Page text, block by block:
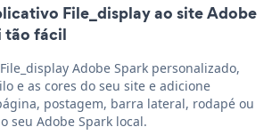
File_display ao site Adobe
tão fácil
Adobe Spark personalizado,
e as cores do seu site e adicione
postagem, barra lateral, rodapé ou
seu Adobe Spark local.